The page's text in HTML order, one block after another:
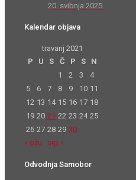
20. svibnja 2025.
Kalendar objava
travanj 2021
P
U S Č P S
N
1
2 3
4
5
6 7 8 9 10 11
12 13 14 15 16 17 18
19 20 21 22 23 24 25
26 27 28 29 30
« ožu
srp »
Odvodnja Samobor